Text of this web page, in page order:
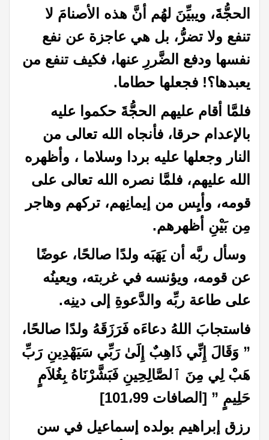
الحجُّةَ، ويبيِّنَ لهُم أنَّ هذه الأصنامَ لا
تنفع ولا تضرُّ، بل هي عاجزة عن نفع
نفسها ودفع الضَّررِ عنها، فكيف تنفع من
يعبدها؟! فجعلها حطاما.
فلمَّا أقام عليهم الحجُّةَ حكموا عليه
بالإعدام حرقا، فأنجاه الله تعالى من
النار وجعلها عليه بردا وسلاما ، وأظهره
الله عليهم، فلمَّا نصره الله تعالى على
قومه، وأيِس من إيمانِهم، تركهم وهاجر
مِن بَيْنِ أظهرهم.
وسأل ربَّه أن يَهَبَه ولدًا صالحًا، عوضًا
عن قومه، ويؤنسه في غربته، ويعينُه
على طاعة ربِّه والدَّعوةِ إلى دينِه.
فاستجابَ اللهُ دعاءَه فَرَزَقَهُ ولدًا صالحًا،
” وَقَالَ إِنِّي ذَاهِبٌ إِلَىٰ رَبِّي سَيَهْدِينِ رَبِّ
هَبْ لِي مِنَ ٱلصَّالِحِينِ فَبَشَّرْنَاهُ بِغُلاَمٍ
حَلِيمٍ ” [الصافات 101،99]
رزق إبراهيم بولده إسماعيل في سن